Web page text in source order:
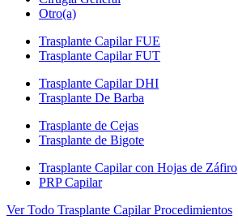
Otro(a)
Trasplante Capilar FUE
Trasplante Capilar FUT
Trasplante Capilar DHI
Trasplante De Barba
Trasplante de Cejas
Trasplante de Bigote
Trasplante Capilar con Hojas de Záfiro
PRP Capilar
Ver Todo Trasplante Capilar Procedimientos